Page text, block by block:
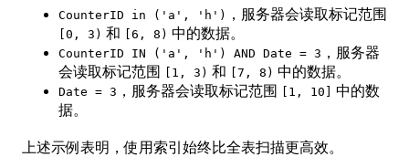
CounterID in ('a', 'h') ，服务器会读取标记范围
[0, 3) 和 [6, 8) 中的数据。
CounterID IN ('a', 'h') AND Date = 3 ，服务器
会读取标记范围
[1, 3) 和 [7, 8) 中的数据。
Date = 3 ，服务器会读取标记范围 [1, 10]
中的数
据。
上述示例表明，使用索引始终比全表扫描更高效。